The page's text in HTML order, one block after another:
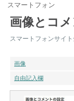
スマートフォン
画像とコ
スマートフォンサイ
画像
自由記入欄